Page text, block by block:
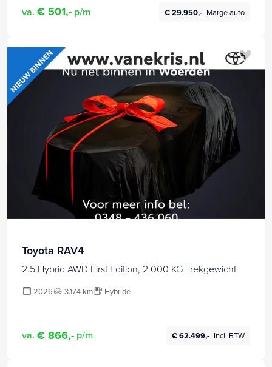
va. € 501,- p/m € 29.950,- Marge auto
Toyota RAV4
2.5 Hybrid AWD First Edition, 2.000 KG Trekgewicht
2026 3.174 km Hybride
va. € 866,- p/m € 62.499,- Incl. BTW